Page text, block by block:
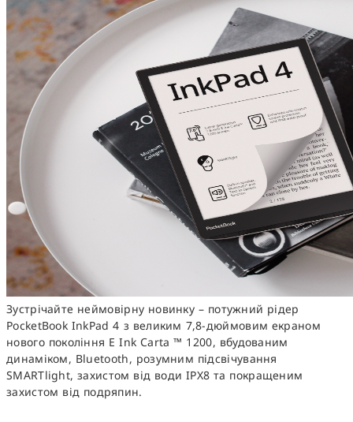
Зустрічайте неймовірну новинку – потужний рідер
PocketBook InkPad 4 з великим 7,8-дюймовим екраном
нового покоління E Ink Carta ™ 1200, вбудованим
динаміком, Bluetooth, розумним підсвічування
SMARTlight, захистом від води IPX8 та покращеним
захистом від подряпин.